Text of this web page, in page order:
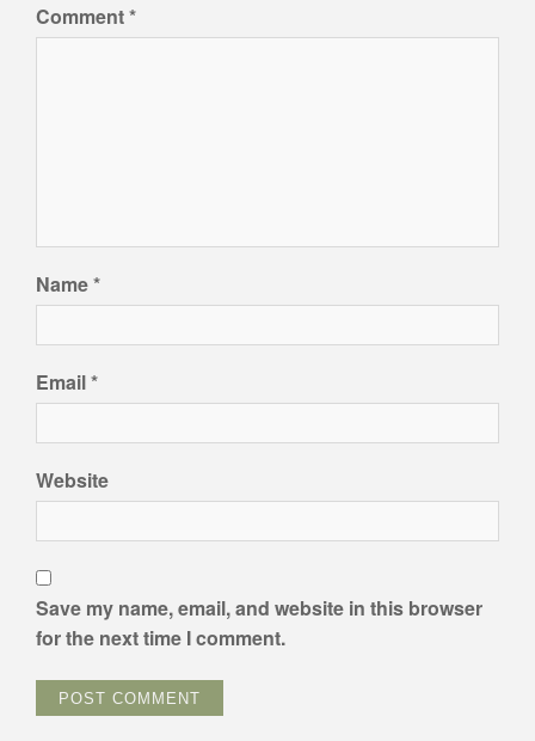
Comment*
Name*
Email*
Website
Save my name, email, and website in this browser
for the next time I comment.